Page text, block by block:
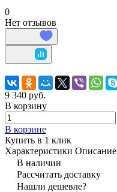
0
Нет отзывов
9 340 руб.
В корзину
В корзине
Купить в 1 клик
Характеристики Описание
В наличии
Рассчитать доставку
Нашли дешевле?